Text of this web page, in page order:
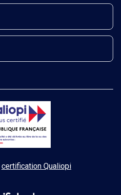
certification Qualiopi